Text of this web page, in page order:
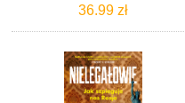
36.99 zł